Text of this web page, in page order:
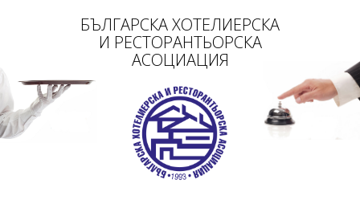
БЪЛГАРСКА ХОТЕЛИЕРСКА
И РЕСТОРАНТЬОРСКА
АСОЦИАЦИЯ